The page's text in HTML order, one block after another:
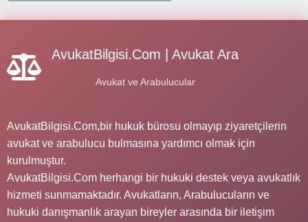
AvukatBilgisi.Com | Avukat Ara
Avukat ve Arabulucular
AvukatBilgisi.Com,bir hukuk bürosu olmayıp ziyaretçilerin
avukat ve arabulucu bulmasına yardımcı olmak için
kurulmuştur.
AvukatBilgisi.Com herhangi bir hukuki destek veya avukatlık
hizmeti sunmamaktadır. Avukatların, Arabulucuların ve
hukuki danışmanlık arayan bireyler arasında bir iletişim